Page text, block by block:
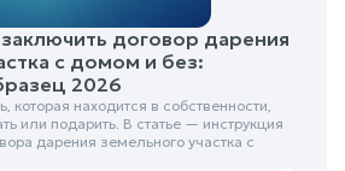
договор дарения
с домом и без:
2026
находится в собственности,
или подарить. В статье — инструкция
дарения земельного участка с